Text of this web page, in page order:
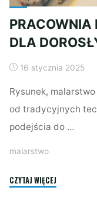
DLA
16 stycznia 2025
Rysunek,
od tradycyjnych
podejścia do …
malarstwo
CZYTAJ WIĘCEJ